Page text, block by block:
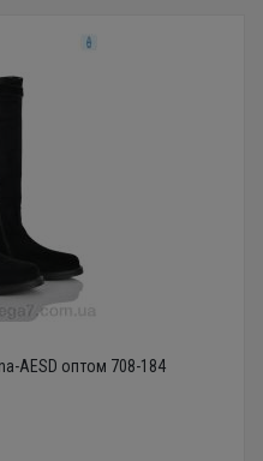
AESD оптом 708-184